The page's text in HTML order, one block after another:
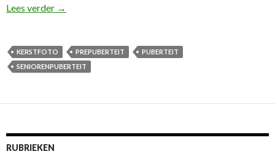
Lees verder Natuurlijk kan ik het weer niet laten om
→
KERSTFOTO PREPUBERTEIT
PUBERTEIT
SENIORENPUBERTEIT
RUBRIEKEN